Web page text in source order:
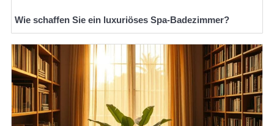
Wie schaffen Sie ein luxuriöses Spa-Badezimmer?